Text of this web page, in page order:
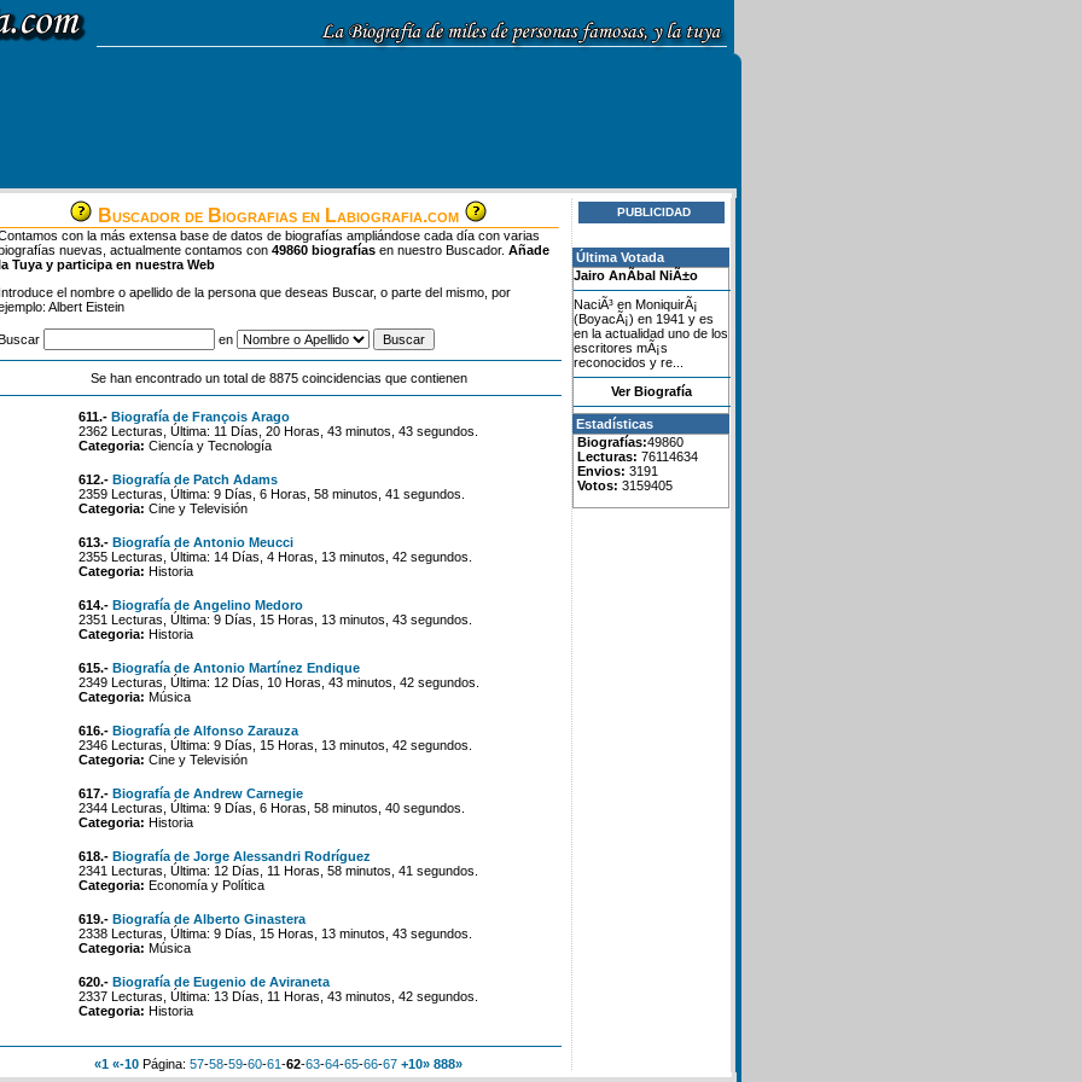
Buscador de Biografias en Labiografia.com
con la más extensa base de datos de biografías ampliándose cada día con varias
nuevas, actualmente contamos con 49860 biografías en nuestro Buscador. Añade
Tuya y participa en nuestra Web
Introduce el nombre o apellido de la persona que deseas Buscar, o parte del mismo, por
Albert Eistein
en
Se han encontrado un total de 8875 coincidencias que contienen
611.- Biografía de François Arago
2362 Lecturas, Última: 11 Días, 20 Horas, 43 minutos, 43 segundos.
Categoria: Ciencía y Tecnología
612.- Biografía de Patch Adams
2359 Lecturas, Última: 9 Días, 6 Horas, 58 minutos, 41 segundos.
Categoria: Cine y Televisión
613.- Biografía de Antonio Meucci
2355 Lecturas, Última: 14 Días, 4 Horas, 13 minutos, 42 segundos.
Categoria: Historia
614.- Biografía de Angelino Medoro
2351 Lecturas, Última: 9 Días, 15 Horas, 13 minutos, 43 segundos.
Categoria: Historia
615.- Biografía de Antonio Martínez Endique
2349 Lecturas, Última: 12 Días, 10 Horas, 43 minutos, 42 segundos.
Categoria: Música
616.- Biografía de Alfonso Zarauza
2346 Lecturas, Última: 9 Días, 15 Horas, 13 minutos, 42 segundos.
Categoria: Cine y Televisión
617.- Biografía de Andrew Carnegie
2344 Lecturas, Última: 9 Días, 6 Horas, 58 minutos, 40 segundos.
Categoria: Historia
618.- Biografía de Jorge Alessandri Rodríguez
2341 Lecturas, Última: 12 Días, 11 Horas, 58 minutos, 41 segundos.
Categoria: Economía y Política
619.- Biografía de Alberto Ginastera
2338 Lecturas, Última: 9 Días, 15 Horas, 13 minutos, 43 segundos.
Categoria: Música
620.- Biografía de Eugenio de Aviraneta
2337 Lecturas, Última: 13 Días, 11 Horas, 43 minutos, 42 segundos.
Categoria: Historia
«1 «-10 Página: 57-58-59-60-61-62-63-64-65-66-67 +10» 888»
PUBLICIDAD
Última Votada
Jairo AnÃ­bal NiÃ±o
NaciÃ³ en MoniquirÃ¡
(BoyacÃ¡) en 1941 y es
en la actualidad uno de los
escritores mÃ¡s
reconocidos y re...
Ver Biografía
Estadísticas
Biografías:49860
Lecturas: 76114634
Envios: 3191
Votos: 3159405